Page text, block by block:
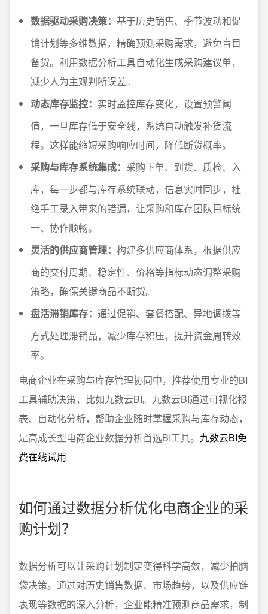
数据驱动采购决策： 基于历史销售、季节波动和促
销计划等多维数据，精确预测采购需求，避免盲目
备货。利用数据分析工具自动化生成采购建议单，
减少人为主观判断误差。
动态库存监控： 实时监控库存变化，设置预警阈
值，一旦库存低于安全线，系统自动触发补货流
程。这样能缩短采购响应时间，降低断货概率。
采购与库存系统集成： 采购下单、到货、质检、入
库，每一步都与库存系统联动，信息实时同步，杜
绝手工录入带来的错漏，让采购和库存团队目标统
一、协作顺畅。
灵活的供应商管理： 构建多供应商体系，根据供应
商的交付周期、稳定性、价格等指标动态调整采购
策略，确保关键商品不断货。
盘活滞销库存： 通过促销、套餐搭配、异地调拨等
方式处理滞销品，减少库存积压，提升资金周转效
率。
电商企业在采购与库存管理协同中，推荐使用专业的BI
工具辅助决策，比如九数云BI。九数云BI通过可视化报
表、自动化分析，帮助企业随时掌握采购与库存动态，
是高成长型电商企业数据分析首选BI工具。 九数云BI免
费在线试用
如何通过数据分析优化电商企业的采
购计划？
数据分析可以让采购计划制定变得科学高效，减少拍脑
袋决策。通过对历史销售数据、市场趋势，以及供应链
表现等数据的深入分析，企业能精准预测商品需求，制